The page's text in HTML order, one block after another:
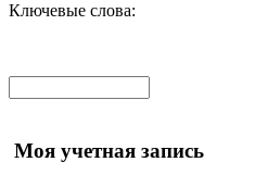
Ключевые слова:
Моя учетная запись